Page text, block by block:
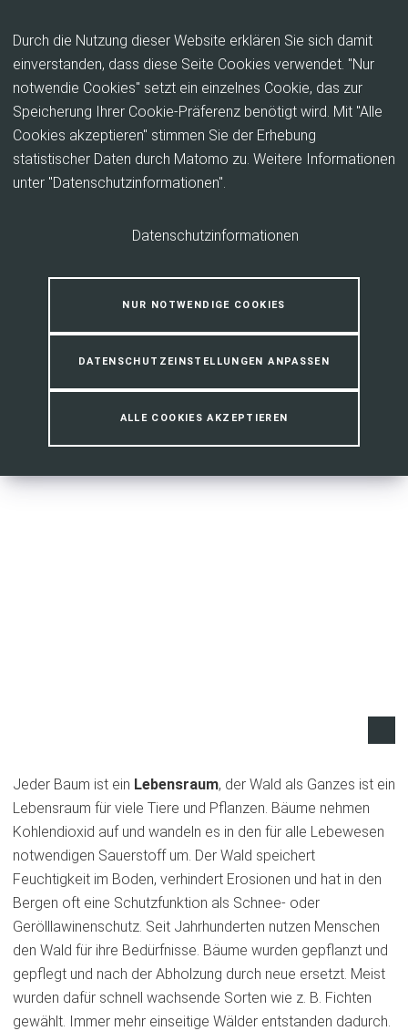
Durch die Nutzung dieser Website erklären Sie sich damit
einverstanden, dass diese Seite Cookies verwendet. "Nur
notwendie Cookies" setzt ein einzelnes Cookie, das zur
Speicherung Ihrer Cookie-Präferenz benötigt wird. Mit "Alle
Cookies akzeptieren" stimmen Sie der Erhebung
statistischer Daten durch Matomo zu. Weitere Informationen
unter "Datenschutzinformationen".
Datenschutzinformationen
NUR NOTWENDIGE COOKIES
DATENSCHUTZEINSTELLUNGEN ANPASSEN
ALLE COOKIES AKZEPTIEREN
Bäume selbst züchten
Eine eigene kleine Baumschule einrichten - Samen
einlegen und beobachten, was passiert. Hier findet
Jeder Baum ist ein Lebensraum, der Wald als Ganzes ist ein
Lebensraum für viele Tiere und Pflanzen. Bäume nehmen
Kohlendioxid auf und wandeln es in den für alle Lebewesen
notwendigen Sauerstoff um. Der Wald speichert
Feuchtigkeit im Boden, verhindert Erosionen und hat in den
Bergen oft eine Schutzfunktion als Schnee- oder
Gerölllawinenschutz. Seit Jahrhunderten nutzen Menschen
den Wald für ihre Bedürfnisse. Bäume wurden gepflanzt und
gepflegt und nach der Abholzung durch neue ersetzt. Meist
wurden dafür schnell wachsende Sorten wie z. B. Fichten
gewählt. Immer mehr einseitige Wälder entstanden dadurch.